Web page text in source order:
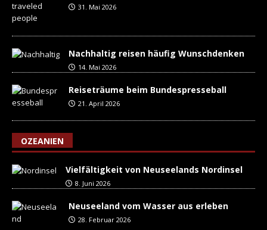
31. Mai 2026
Nachhaltig reisen häufig Wunschdenken
14. Mai 2026
Reiseträume beim Bundespresseball
21. April 2026
OZEANIEN
Vielfältigkeit von Neuseelands Nordinsel
8. Juni 2026
Neuseeland vom Wasser aus erleben
28. Februar 2026